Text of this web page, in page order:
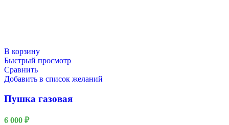
В корзину
Быстрый просмотр
Сравнить
Добавить в список желаний
Пушка газовая
6 000 ₽